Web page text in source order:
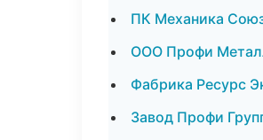
ПК Механика
ООО Профи
Фабрика Ресурс
Завод Профи